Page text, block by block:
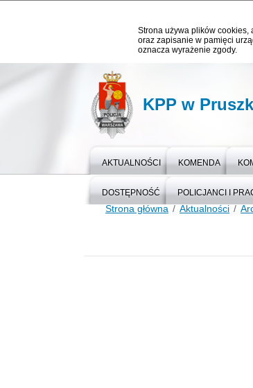
Strona używa plików cookies,
oraz zapisanie w pamięci
oznacza wyrażenie zgody.
KPP w
AKTUALNOŚCI KOMENDA
DOSTĘPNOŚĆ POLICJANCI I
Strona główna Aktualności